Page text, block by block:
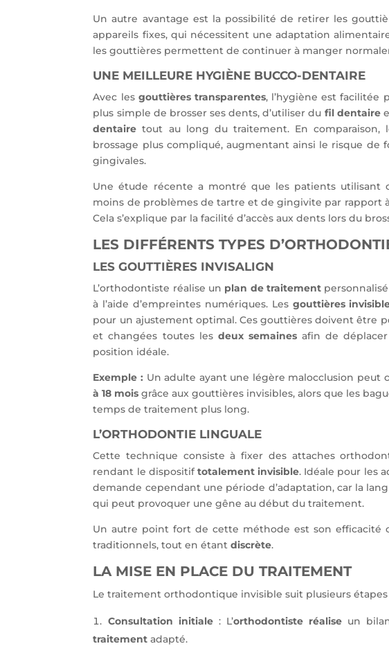
Un autre avantage est la possibilité de retirer les
appareils fixes, qui nécessitent une adaptation
les gouttières permettent de continuer à manger
UNE MEILLEURE HYGIÈNE BUCCO-DENTAIRE
Avec les gouttières transparentes, l’hygiène est facilitée
plus simple de brosser ses dents, d’utiliser du fil dentaire
dentaire tout au long du traitement. En comparaison,
brossage plus compliqué, augmentant ainsi le risque de
gingivales.
Une étude récente a montré que les patients utilisant
moins de problèmes de tartre et de gingivite par rapport
Cela s’explique par la facilité d’accès aux dents lors du
LES DIFFÉRENTS TYPES
LES GOUTTIÈRES INVISALIGN
L’orthodontiste réalise un plan de traitement
à l’aide d’empreintes numériques. Les gouttières
pour un ajustement optimal. Ces gouttières doivent être
et changées toutes les deux semainesafin de déplacer
position idéale.
Exemple : Un adulte ayant une légère malocclusion
à 18 mois grâce aux gouttières invisibles, alors que les
temps de traitement plus long.
L’ORTHODONTIE LINGUALE
Cette technique consiste à fixer des attaches
rendant le dispositiftotalement invisible. Idéale pour les
demande cependant une période d’adaptation, car la
qui peut provoquer une gêne au début du traitement.
Un autre point fort de cette méthode est son efficacité
traditionnels, tout en étantdiscrète.
LA MISE EN PLACE DU TRAITEMENT
Le traitement orthodontique invisible suit plusieurs étapes
Consultation initiale: L’orthodontiste réaliseun
traitement adapté.